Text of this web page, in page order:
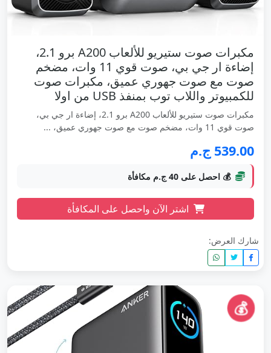
مكبرات صوت ستيريو للألعاب A200 برو 2.1،
إضاءة ار جي بي، صوت قوي 11 وات، مضخم
صوت مع صوت جهوري عميق، مكبرات صوت
للكمبيوتر واللاب توب بمنفذ USB من اولا
مكبرات صوت ستيريو للألعاب A200 برو 2.1، إضاءة ار جي بي،
صوت قوي 11 وات، مضخم صوت مع صوت جهوري عميق، ...
539.00 ج.م
💰 احصل على 40 ج.م مكافأة
اشتر الآن واحصل على المكافأة
شارك العرض:
💰